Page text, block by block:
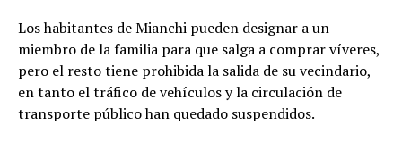
Los habitantes de Mianchi pueden designar a un
miembro de la familia para que salga a comprar víveres,
pero el resto tiene prohibida la salida de su vecindario,
en tanto el tráfico de vehículos y la circulación de
transporte público han quedado suspendidos.